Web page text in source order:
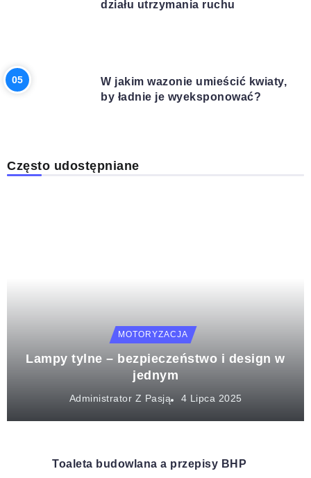
działu utrzymania ruchu
W jakim wazonie umieścić kwiaty,
by ładnie je wyeksponować?
Często udostępniane
MOTORYZACJA
Lampy tylne – bezpieczeństwo i design w
jednym
Administrator Z Pasją
Toaleta budowlana a przepisy BHP